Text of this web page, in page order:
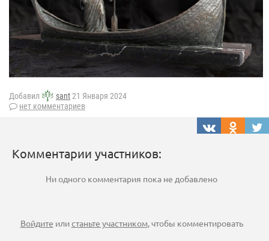
Добавил sant21 Января 2024
нет комментариев
Комментарии участников:
Ни одного комментария пока не добавлено
Войдите илистаньте участником, чтобы комментировать